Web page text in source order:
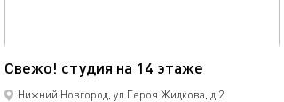
Свежо! студия на 14 этаже
Нижний Новгород, ул.Героя Жидкова, д.2